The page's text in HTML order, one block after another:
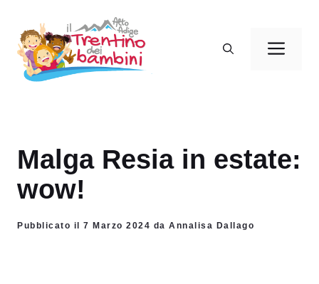
contenuto
Malga Resia in estate:
wow!
Pubblicato il 7 Marzo 2024 da Annalisa Dallago